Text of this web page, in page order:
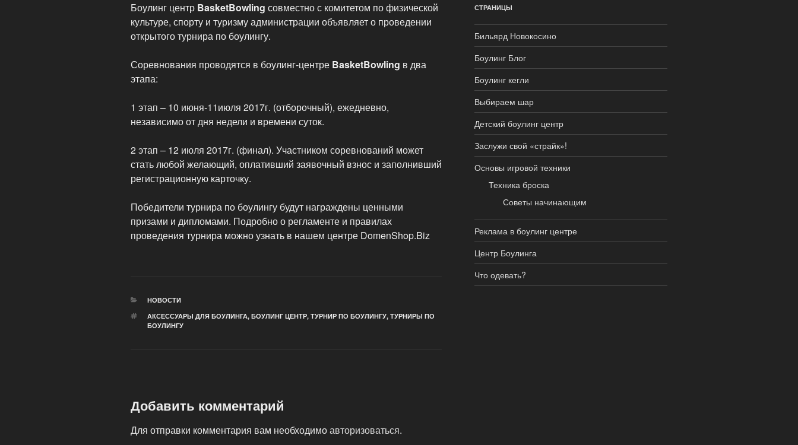
Боулинг центр BasketBowling совместно с комитетом по физической
культуре, спорту и туризму администрации объявляет о проведении
открытого турнира по боулингу.
Соревнования проводятся в боулинг-центре BasketBowling в два
этапа:
1 этап – 10 июня-11июля 2017г. (отборочный), ежедневно,
независимо от дня недели и времени суток.
2 этап – 12 июля 2017г. (финал). Участником соревнований может
стать любой желающий, оплативший заявочный взнос и заполнивший
регистрационную карточку.
Победители турнира по боулингу будут награждены ценными
призами и дипломами. Подробно о регламенте и правилах
проведения турнира можно узнать в нашем центре DomenShop.Biz
РУБРИКИ
НОВОСТИ
МЕТКИ
АКСЕССУАРЫ ДЛЯ БОУЛИНГА, БОУЛИНГ ЦЕНТР, ТУРНИР ПО БОУЛИНГУ, ТУРНИРЫ ПО
БОУЛИНГУ
Добавить комментарий
Для отправки комментария вам необходимоавторизоваться.
СТРАНИЦЫ
Бильярд Новокосино
Боулинг Блог
Боулинг кегли
Выбираем шар
Детский боулинг центр
Заслужи свой «страйк»!
Основы игровой техники
Техника броска
Советы начинающим
Реклама в боулинг центре
Центр Боулинга
Что одевать?